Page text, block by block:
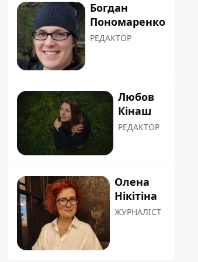
Богдан
Пономаренко
РЕДАКТОР
Любов
Кінаш
РЕДАКТОР
Олена
Нікітіна
ЖУРНАЛІСТ